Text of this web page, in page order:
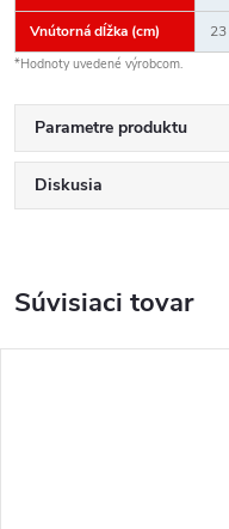
Vnútorná dĺžka (cm) 23
*Hodnoty uvedené výrobcom.
Parametre produktu
Diskusia
Súvisiaci tovar